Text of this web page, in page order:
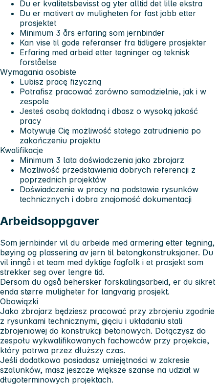
Du er kvalitetsbevisst og yter alltid det lille ekstra
Du er motivert av muligheten for fast jobb etter
prosjektet
Minimum 3 års erfaring som jernbinder
Kan vise til gode referanser fra tidligere prosjekter
Erfaring med arbeid etter tegninger og teknisk
forståelse
Wymagania osobiste
Lubisz pracę fizyczną
Potrafisz pracować zarówno samodzielnie, jak i w
zespole
Jesteś osobą dokładną i dbasz o wysoką jakość
pracy
Motywuje Cię możliwość stałego zatrudnienia po
zakończeniu projektu
Kwalifikacje
Minimum 3 lata doświadczenia jako zbrojarz
Możliwość przedstawienia dobrych referencji z
poprzednich projektów
Doświadczenie w pracy na podstawie rysunków
technicznych i dobra znajomość dokumentacji
Arbeidsoppgaver
Som jernbinder vil du arbeide med armering etter tegning,
bøying og plassering av jern til betongkonstruksjoner. Du
vil inngå i et team med dyktige fagfolk i et prosjekt som
strekker seg over lengre tid.
Dersom du også behersker forskalingsarbeid, er du sikret
enda større muligheter for langvarig prosjekt.
Obowiązki
Jako zbrojarz będziesz pracować przy zbrojeniu zgodnie
z rysunkami technicznymi, gięciu i układaniu stali
zbrojeniowej do konstrukcji betonowych. Dołączysz do
zespołu wykwalifikowanych fachowców przy projekcie,
który potrwa przez dłuższy czas.
Jeśli dodatkowo posiadasz umiejętności w zakresie
szalunków, masz jeszcze większe szanse na udział w
długoterminowych projektach.